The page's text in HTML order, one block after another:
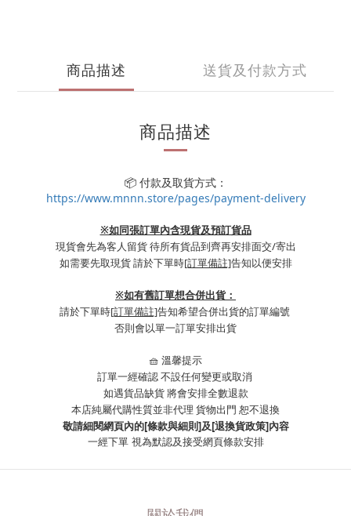
商品描述 送貨及付款方式
商品描述
📦 付款及取貨方式：
https://www.mnnn.store/pages/payment-delivery
※如同張訂單內含現貨及預訂貨品
現貨會先為客人留貨 待所有貨品到齊再安排面交/寄出
如需要先取現貨 請於下單時[訂單備註]告知以便安排
※如有舊訂單想合併出貨：
請於下單時[訂單備註]告知希望合併出貨的訂單編號
否則會以單一訂單安排出貨
🧺 溫馨提示
訂單一經確認 不設任何變更或取消
如遇貨品缺貨 將會安排全數退款
本店純屬代購性質並非代理 貨物出門 恕不退換
敬請細閱網頁內的[條款與細則]及[退換貨政策]內容
一經下單 視為默認及接受網頁條款安排